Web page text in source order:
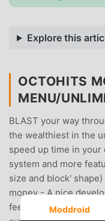
Explore this
OCTOHITS
MENU/
BLAST your way
the wealthiest in the
speed up time in
system and more
size and block'
money - A nice
feedback / contact,
Moddroid